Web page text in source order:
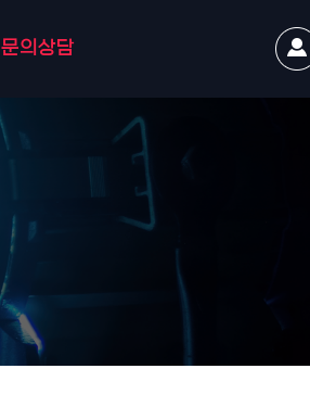
문의상담